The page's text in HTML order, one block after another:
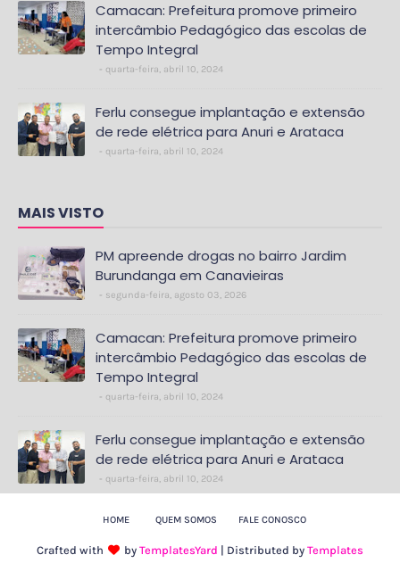
Camacan: Prefeitura promove primeiro
intercâmbio Pedagógico das escolas de
Tempo Integral
quarta-feira, abril 10, 2024
Ferlu consegue implantação e extensão
de rede elétrica para Anuri e Arataca
quarta-feira, abril 10, 2024
MAIS VISTO
PM apreende drogas no bairro Jardim
Burundanga em Canavieiras
segunda-feira, agosto 03, 2026
Camacan: Prefeitura promove primeiro
intercâmbio Pedagógico das escolas de
Tempo Integral
quarta-feira, abril 10, 2024
Ferlu consegue implantação e extensão
de rede elétrica para Anuri e Arataca
quarta-feira, abril 10, 2024
HOME QUEM SOMOS FALE CONOSCO
Crafted with by TemplatesYard | Distributed by Templates